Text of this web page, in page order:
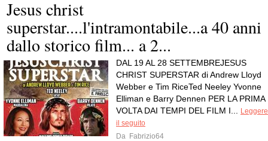
Jesus christ
superstar....l'intramontabile...a 40 anni
dallo storico film... a 2...
DAL 19 AL 28 SETTEMBREJESUS
CHRIST SUPERSTAR di Andrew Lloyd
Webber e Tim RiceTed Neeley Yvonne
Elliman e Barry Dennen PER LA PRIMA
VOLTA DAI TEMPI DEL FILM I...
Leggere
il seguito
Da Fabrizio64